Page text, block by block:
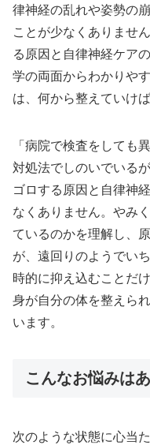
律神経の乱れや姿勢の
ことが少なくありませ
る原因と自律神経ケア
学の両面からわかりや
は、何から整えていけ
「病院で検査をしても
対処法でしのいでいる
ゴロする原因と自律神
なくありません。やみ
ているのかを理解し、
が、遠回りのようでい
時的に抑え込むことだ
身が自分の体を整えら
います。
こんなお悩みは
次のような状態に心当